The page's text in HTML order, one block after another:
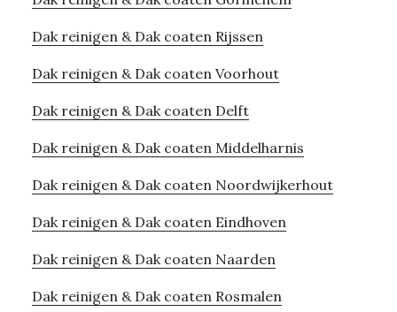
Dak reinigen & Dak coaten Rijssen
Dak reinigen & Dak coaten Voorhout
Dak reinigen & Dak coaten Delft
Dak reinigen & Dak coaten Middelharnis
Dak reinigen & Dak coaten Noordwijkerhout
Dak reinigen & Dak coaten Eindhoven
Dak reinigen & Dak coaten Naarden
Dak reinigen & Dak coaten Rosmalen